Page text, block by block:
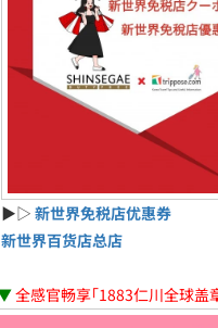
▶▷ 新世界免税店优惠券
新世界百货店总店
全感官畅享「1883仁川全球盖